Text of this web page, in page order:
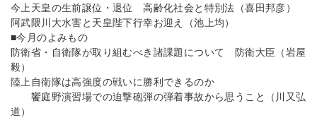
今上天皇の生前譲位・退位 高齢化社会と特別法（喜田邦彦）
阿武隈川大水害と天皇陛下行幸お迎え（池上均）
■今月のよみもの
防衛省・自衛隊が取り組むべき諸課題について 防衛大臣（岩屋
毅）
陸上自衛隊は高強度の戦いに勝利できるのか
饗庭野演習場での迫撃砲弾の弾着事故から思うこと（川又弘
道）